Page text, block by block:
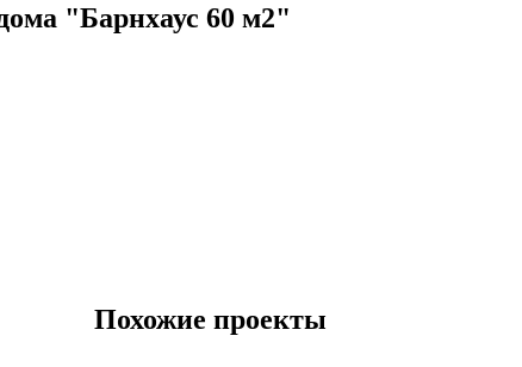
"Барнхаус 60 м2"
Похожие проекты